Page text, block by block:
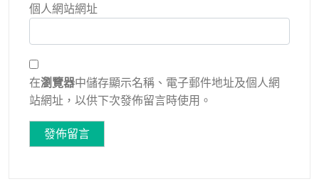
個人網站網址
在瀏覽器中儲存顯示名稱、電子郵件地址及個人網
站網址，以供下次發佈留言時使用。